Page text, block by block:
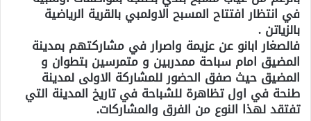
في انتظار افتتاح المسبح الاولمبي بالقرية الرياضية
بالزياتن .
فالصغار ابانو عن عزيمة واصرار في مشاركتهم بمدينة
المضيق امام سباحة ممدربين و متمرسين بتطوان و
المضيق حيث صفق الحضور للمشاركة الاولى لمدينة
طنحة في اول تظاهرة للشباحة في تاريخ المدينة التي
تفتقد لهذا النوع من الفرق والمشاركات.